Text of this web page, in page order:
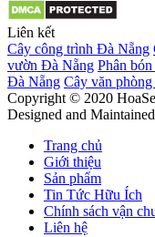
Liên kết
Cây công trình Đà Nẵng
vườn Đà Nẵng Phân
Đà Nẵng Cây văn
Copyright © 2020
Designed and
Trang chủ
Giới thiệu
Sản phẩm
Tin Tức Hữu Ích
Chính sách vận
Liên hệ